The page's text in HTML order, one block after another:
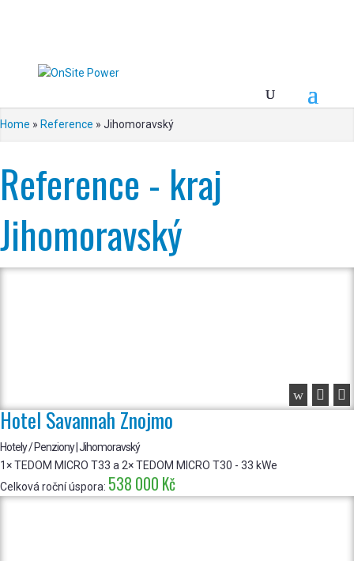
Home » Reference » Jihomoravský
Reference - kraj
Jihomoravský
w  
Hotel Savannah Znojmo
Hotely / Penziony | Jihomoravský
1× TEDOM MICRO T33 a 2× TEDOM MICRO T30 - 33 kWe
Celková roční úspora: 538 000 Kč